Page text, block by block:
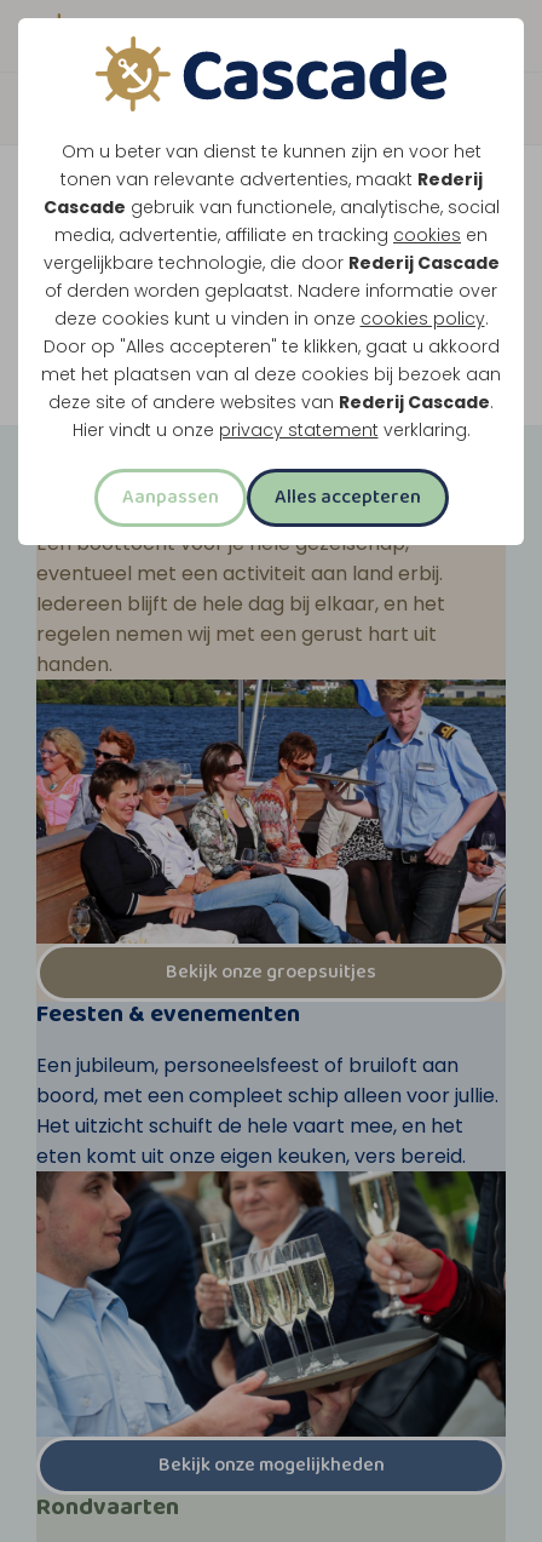
Om u beter van dienst te kunnen zijn en voor het
tonen van relevante advertenties, maakt Rederij
Cascade gebruik van functionele, analytische, social
media, advertentie, affiliate en tracking cookies en
vergelijkbare technologie, die door Rederij Cascade
of derden worden geplaatst. Nadere informatie over
deze cookies kunt u vinden in onze cookies policy.
Door op "Alles accepteren" te klikken, gaat u akkoord
met het plaatsen van al deze cookies bij bezoek aan
deze site of andere websites van Rederij Cascade.
Hier vindt u onze privacy statement verklaring.
Aanpassen Alles accepteren
Boek direct je vaart
Vaar je mee over de
Maasplassen?
Ondanks de lage waterstanden gaan
onze vaarten gewoon door.
Bekijk onze rondvaarten
Groepsuitjes
Een boottocht voor je hele gezelschap,
eventueel met een activiteit aan land erbij.
Iedereen blijft de hele dag bij elkaar, en het
regelen nemen wij met een gerust hart uit
handen.
Bekijk onze groepsuitjes
Feesten & evenementen
Een jubileum, personeelsfeest of bruiloft aan
boord, met een compleet schip alleen voor jullie.
Het uitzicht schuift de hele vaart mee, en het
eten komt uit onze eigen keuken, vers bereid.
Bekijk onze mogelijkheden
Rondvaarten